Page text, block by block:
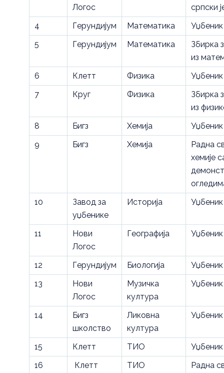
Логос
српски
4
Герундијум Математика
Уџбеник
5
Герундијум Математика
Збирка
из
6
Клетт Физика
Уџбеник
7
Круг Физика
Збирка
из
8
Бигз Хемија
Уџбеник
9
Бигз Хемија
Радна
хемије
10
Завод за
уџбенике
Историја Уџбеник
11
Нови
Логос
Географија Уџбеник
12 Герундијум Биологија
Уџбеник
13
Нови
Логос
Музичка
култура
Уџбеник
14
Бигз
школство
Ликовна
култура
Уџбеник
15 Клетт ТИО
Уџбеник
16
Клетт ТИО
Радна